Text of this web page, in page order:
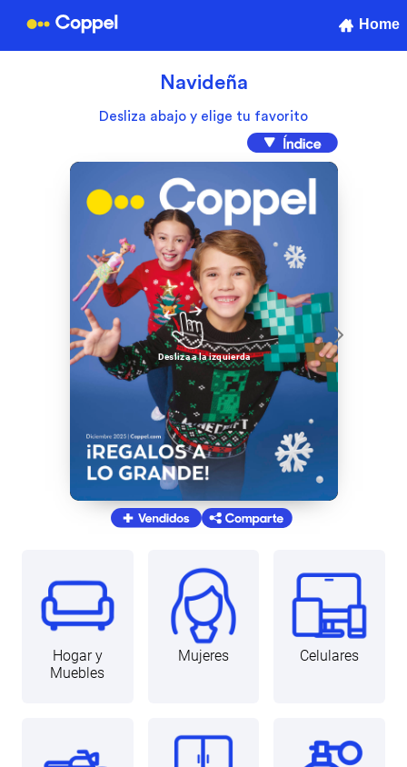
Home
Navideña
Desliza abajo y elige tu favorito
Desliza a la izquierda
Hogar y
Muebles
Mujeres Celulares